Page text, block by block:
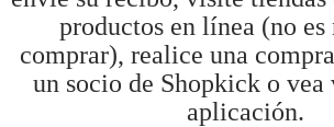
productos en línea (no es
comprar), realice una
un socio de Shopkick o vea
aplicación.